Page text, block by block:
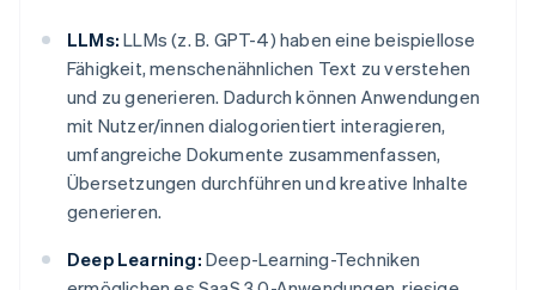
LLMs: LLMs (z. B. GPT-4) haben eine beispiellose
Fähigkeit, menschenähnlichen Text zu verstehen
und zu generieren. Dadurch können Anwendungen
mit Nutzer/innen dialogorientiert interagieren,
umfangreiche Dokumente zusammenfassen,
Übersetzungen durchführen und kreative Inhalte
generieren.
Deep Learning: Deep-Learning-Techniken